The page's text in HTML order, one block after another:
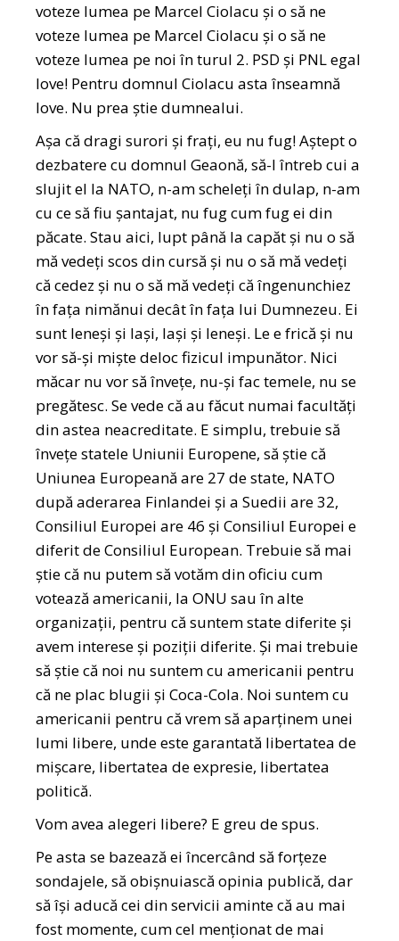
voteze lumea pe Marcel Ciolacu și o să ne
voteze lumea pe Marcel Ciolacu și o să ne
voteze lumea pe noi în turul 2. PSD și PNL egal
love! Pentru domnul Ciolacu asta înseamnă
love. Nu prea știe dumnealui.
Așa că dragi surori și frați, eu nu fug! Aștept o
dezbatere cu domnul Geaonă, să-l întreb cui a
slujit el la NATO, n-am scheleți în dulap, n-am
cu ce să fiu șantajat, nu fug cum fug ei din
păcate. Stau aici, lupt până la capăt și nu o să
mă vedeți scos din cursă și nu o să mă vedeți
că cedez și nu o să mă vedeți că îngenunchiez
în fața nimănui decât în fața lui Dumnezeu. Ei
sunt leneși și lași, lași și leneși. Le e frică și nu
vor să-și miște deloc fizicul impunător. Nici
măcar nu vor să învețe, nu-și fac temele, nu se
pregătesc. Se vede că au făcut numai facultăți
din astea neacreditate. E simplu, trebuie să
învețe statele Uniunii Europene, să știe că
Uniunea Europeană are 27 de state, NATO
după aderarea Finlandei și a Suedii are 32,
Consiliul Europei are 46 și Consiliul Europei e
diferit de Consiliul European. Trebuie să mai
știe că nu putem să votăm din oficiu cum
votează americanii, la ONU sau în alte
organizații, pentru că suntem state diferite și
avem interese și poziții diferite. Și mai trebuie
să știe că noi nu suntem cu americanii pentru
că ne plac blugii și Coca-Cola. Noi suntem cu
americanii pentru că vrem să aparținem unei
lumi libere, unde este garantată libertatea de
mișcare, libertatea de expresie, libertatea
politică.
Vom avea alegeri libere? E greu de spus.
Pe asta se bazează ei încercând să forțeze
sondajele, să obișnuiască opinia publică, dar
să își aducă cei din servicii aminte că au mai
fost momente, cum cel menționat de mai